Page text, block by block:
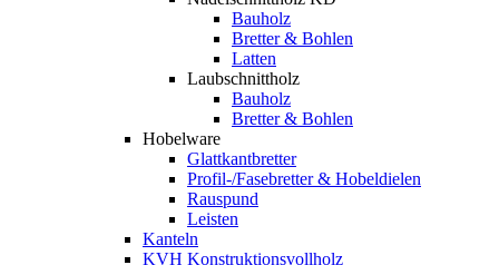
Bauholz
Bretter & Bohlen
Latten
Laubschnittholz
Bauholz
Bretter & Bohlen
Hobelware
Glattkantbretter
Profil-/Fasebretter & Hobeldielen
Rauspund
Leisten
Kanteln
KVH Konstruktionsvollholz